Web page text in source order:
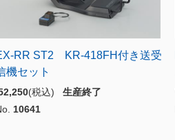
RR ST2 KR-418FH付き送受
機セット
(税込) 生産終了
10641